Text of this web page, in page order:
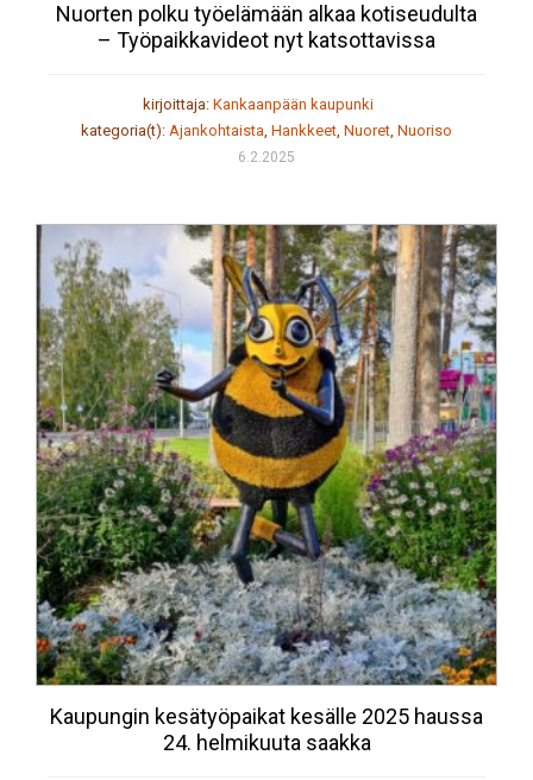
Nuorten polku työelämään alkaa kotiseudulta
– Työpaikkavideot nyt katsottavissa
kirjoittaja: Kankaanpään kaupunki
kategoria(t): Ajankohtaista, Hankkeet, Nuoret, Nuoriso
6.2.2025
Kaupungin kesätyöpaikat kesälle 2025 haussa
24. helmikuuta saakka